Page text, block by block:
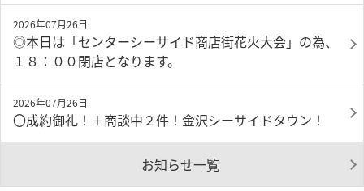
2026年07月26日
◎本日は「センターシーサイド商店街花火大会」の為、
１８：００閉店となります。
2026年07月26日
〇成約御礼！＋商談中２件！金沢シーサイドタウン！
お知らせ一覧